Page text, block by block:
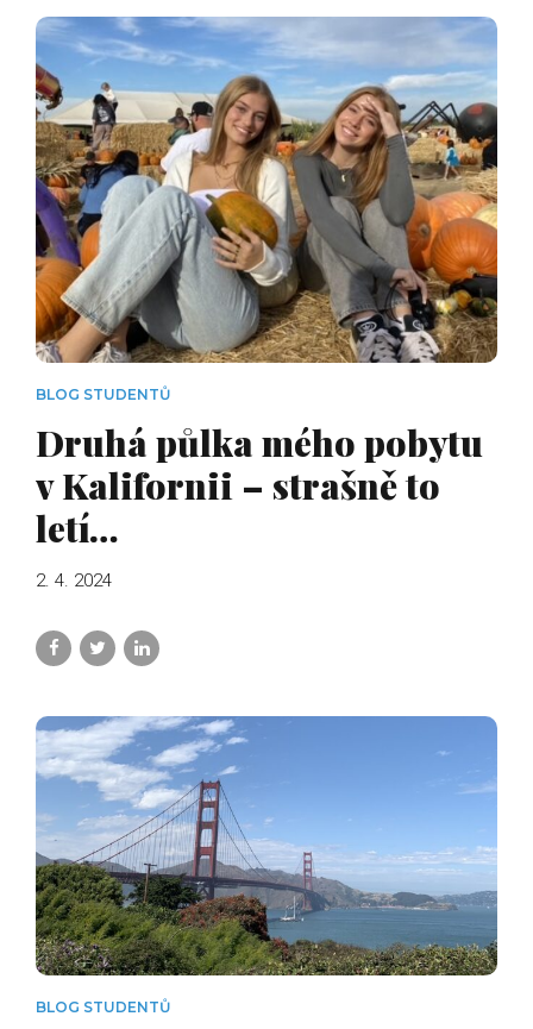
BLOG STUDENTŮ
Druhá půlka mého pobytu
v Kalifornii – strašně to
letí…
2. 4. 2024
BLOG STUDENTŮ